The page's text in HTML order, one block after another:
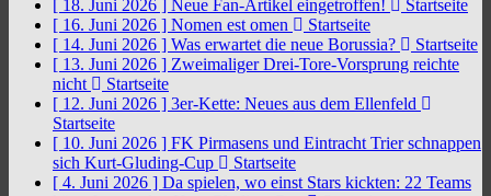
[ 18. Juni 2026 ] Neue Fan-Artikel eingetroffen!
Startseite
[ 16. Juni 2026 ] Nomen est omen
Startseite
[ 14. Juni 2026 ] Was erwartet die neue Borussia?
Startseite
[ 13. Juni 2026 ] Zweimaliger Drei-Tore-Vorsprung reichte
nicht
Startseite
[ 12. Juni 2026 ] 3er-Kette: Neues aus dem Ellenfeld
Startseite
[ 10. Juni 2026 ] FK Pirmasens und Eintracht Trier schnappen
sich Kurt-Gluding-Cup
Startseite
[ 4. Juni 2026 ] Da spielen, wo einst Stars kickten: 22 Teams